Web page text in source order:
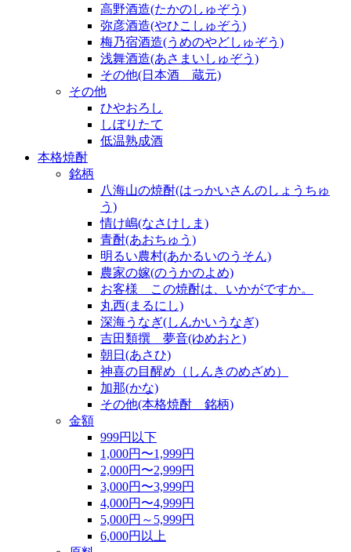
高野酒造(たかのしゅぞう)
弥彦酒造(やひこしゅぞう)
梅乃宿酒造(うめのやどしゅぞう)
浅舞酒造(あさまいしゅぞう)
その他(日本酒 蔵元)
その他
ひやおろし
しぼりたて
低温熟成酒
本格焼酎
銘柄
八海山の焼酎(はっかいさんのしょうちゅ
う)
情け嶋(なさけしま)
青酎(あおちゅう)
明るい農村(あかるいのうそん)
農家の嫁(のうかのよめ)
お客様 この焼酎は、いかがですか。
丸西(まるにし)
深海うなぎ(しんかいうなぎ)
吉田類撰 夢音(ゆめおと)
朝日(あさひ)
神喜の目醒め（しんきのめざめ）
加那(かな)
その他(本格焼酎 銘柄)
金額
999円以下
1,000円〜1,999円
2,000円〜2,999円
3,000円〜3,999円
4,000円〜4,999円
5,000円～5,999円
6,000円以上